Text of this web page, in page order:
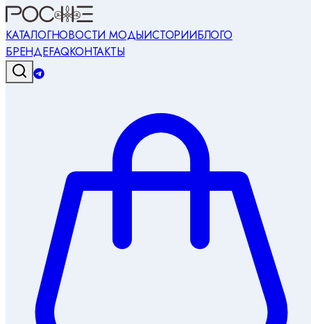
КАТАЛОГНОВОСТИ МОДЫИСТОРИИБЛОГО
БРЕНДЕFAQКОНТАКТЫ